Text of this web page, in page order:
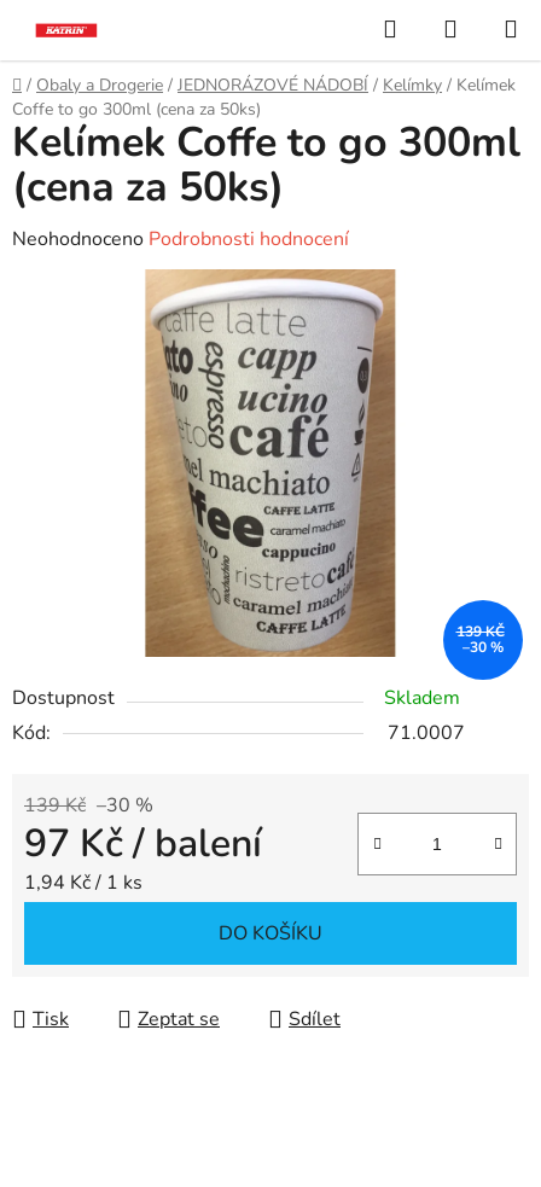
obsah
Hledat
KOŠÍK
Domů
/ Obaly a Drogerie / JEDNORÁZOVÉ NÁDOBÍ / Kelímky / Kelímek
Coffe to go 300ml (cena za 50ks)
Dostupnost
Skladem
Kód:
71.0007
139 Kč –30 %
97 Kč/ balení
Měrná cena:
1,94 Kč / 1 ks
DO KOŠÍKU
Tisk Zeptat se Sdílet
Kelímek Coffe to go 300ml
(cena za 50ks)
Průměrné
Neohodnoceno Podrobnosti hodnocení
139 KČ
–30 %